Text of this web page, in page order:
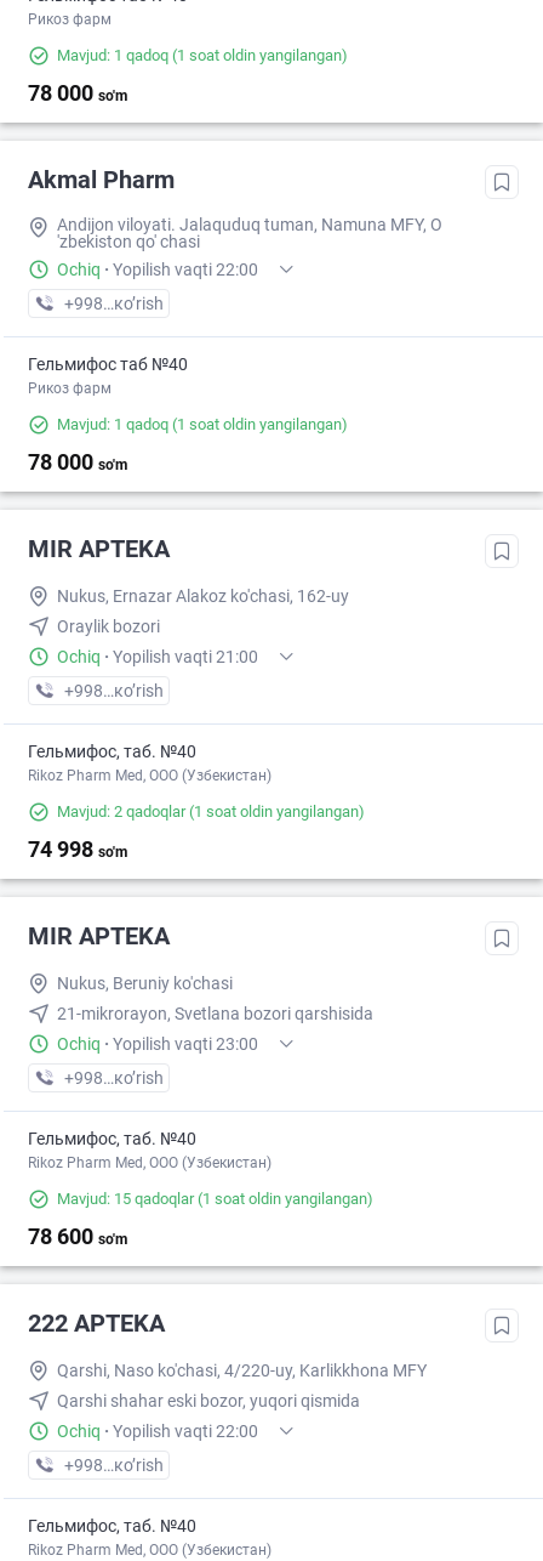
Рикоз фарм
Mavjud: 1 qadoq (1 soat oldin yangilangan)
78 000 so'm
Akmal Pharm
Andijon viloyati. Jalaquduq tuman, Namuna MFY, O
'zbekiston qo' chasi
Ochiq · Yopilish vaqti 22:00
+998 (90) XXX-XX-XX
кo’rish
Гельмифос таб №40
Рикоз фарм
Mavjud: 1 qadoq (1 soat oldin yangilangan)
78 000 so'm
MIR APTEKA
Nukus, Ernazar Alakoz ko'chasi, 162-uy
Oraylik bozori
Ochiq · Yopilish vaqti 21:00
+998 (90) XXX-XX-XX
кo’rish
Гельмифос, таб. №40
Rikoz Pharm Med, OOO (Узбекистан)
Mavjud: 2 qadoqlar(1 soat oldin yangilangan)
74 998 so'm
MIR APTEKA
Nukus, Beruniy ko'chasi
21-mikrorayon, Svetlana bozori qarshisida
Ochiq · Yopilish vaqti 23:00
+998 (94) XXX-XX-XX
кo’rish
Гельмифос, таб. №40
Rikoz Pharm Med, OOO (Узбекистан)
Mavjud: 15 qadoqlar(1 soat oldin yangilangan)
78 600 so'm
222 APTEKA
Qarshi, Naso ko'chasi, 4/220-uy, Karlikkhona MFY
Qarshi shahar eski bozor, yuqori qismida
Ochiq · Yopilish vaqti 22:00
+998 (90) XXX-XX-XX
кo’rish
Гельмифос, таб. №40
Rikoz Pharm Med, OOO (Узбекистан)